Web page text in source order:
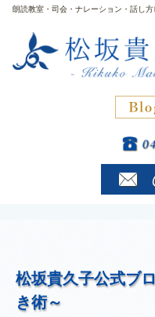
朗読教室・司会・ナレーション・話し
松坂貴久子公式ブ
き術～